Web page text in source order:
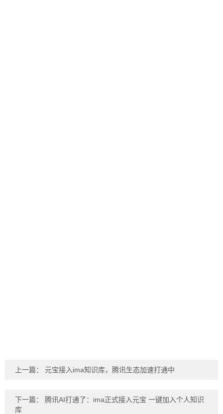
上一篇： 元宝接入ima知识库，腾讯生态加速打通中
下一篇：
腾讯AI打通了：ima正式接入元宝 一键加入个人知识
库